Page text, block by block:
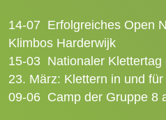
14-07 Erfolgreiches Open
Klimbos Harderwijk
15-03 Nationaler
23. März: Klettern in und für
09-06 Camp der Gruppe 8